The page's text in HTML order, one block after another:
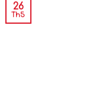
26
Th5